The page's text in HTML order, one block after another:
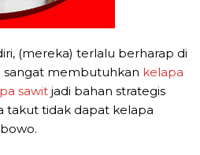
(mereka) terlalu berharap di
sangat membutuhkan kelapa
sawit jadi bahan strategis
takut tidak dapat kelapa